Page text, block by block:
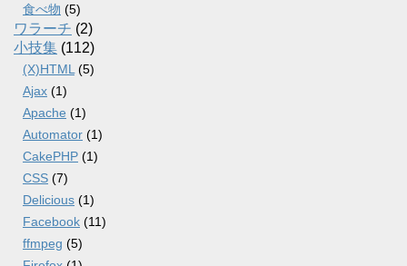
食べ物 (5)
ワラーチ (2)
小技集 (112)
(X)HTML (5)
Ajax (1)
Apache (1)
Automator (1)
CakePHP (1)
CSS (7)
Delicious (1)
Facebook (11)
ffmpeg (5)